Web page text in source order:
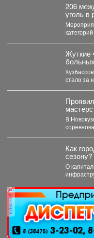
206
уголь в
Жуткие
вдвое
стало за
В
Как
сезону?
О
реклама